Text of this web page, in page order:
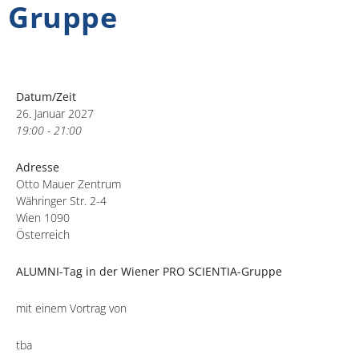
Gruppe
Datum/Zeit
26. Januar 2027
19:00 - 21:00
Adresse
Otto Mauer Zentrum
Währinger Str. 2-4
Wien 1090
Österreich
ALUMNI-Tag in der Wiener PRO SCIENTIA-Gruppe
mit einem Vortrag von
tba